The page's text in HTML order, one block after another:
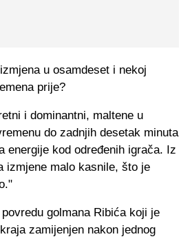
u osamdeset i nekoj
prije?
i dominantni, maltene u
do zadnjih desetak minuta
energije kod određenih igrača. Iz
izmjene malo kasnile, što je
golmana Ribića koji je
zamijenjen nakon jednog